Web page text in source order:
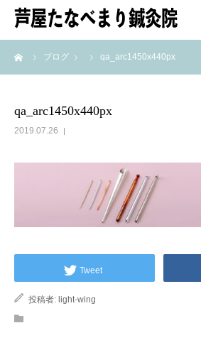
ブログ qa_arc1450x440px
qa_arc1450x440px
2019.07.26
Tweet
投稿者: light-wing
HOME
メニュー＆料金
最新情報